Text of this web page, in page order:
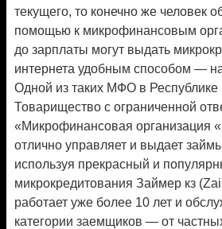
текущего, то конечно же человек
помощью к микрофинансовым
до зарплаты могут выдать
интернета удобным способом —
Одной из таких МФО в Республике
Товарищество с ограниченной
«Микрофинансовая организация
отлично управляет и выдает
используя прекрасный и
микрокредитования Займер кз
работает уже более 10 лет и
категории заемщиков — от